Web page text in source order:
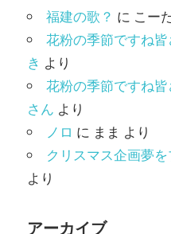
ー
福建の歌？ に こー
花粉の季節ですね
き より
花粉の季節ですね
さん より
ノロ に まま より
クリスマス企画夢
より
アーカイブ